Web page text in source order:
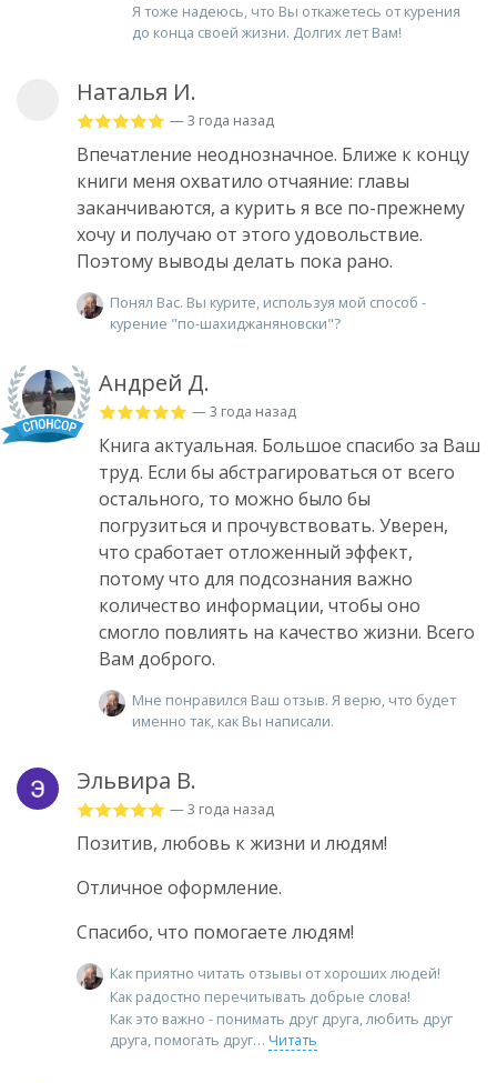
Я тоже надеюсь, что Вы откажетесь от курения
до конца своей жизни. Долгих лет Вам!
Наталья И.
— 3 года назад
Впечатление неоднозначное. Ближе к концу
книги меня охватило отчаяние: главы
заканчиваются, а курить я все по-прежнему
хочу и получаю от этого удовольствие.
Поэтому выводы делать пока рано.
Понял Вас. Вы курите, используя мой способ -
курение "по-шахиджаняновски"?
Андрей Д.
— 3 года назад
Книга актуальная. Большое спасибо за Ваш
труд. Если бы абстрагироваться от всего
остального, то можно было бы
погрузиться и прочувствовать. Уверен,
что сработает отложенный эффект,
потому что для подсознания важно
количество информации, чтобы оно
смогло повлиять на качество жизни. Всего
Вам доброго.
Мне понравился Ваш отзыв. Я верю, что будет
именно так, как Вы написали.
Эльвира В.
— 3 года назад
Позитив, любовь к жизни и людям!
Отличное оформление.
Спасибо, что помогаете людям!
Как приятно читать отзывы от хороших людей!
Как радостно перечитывать добрые слова!
Как это важно - понимать друг друга, любить друг
друга, помогать друг
Читать